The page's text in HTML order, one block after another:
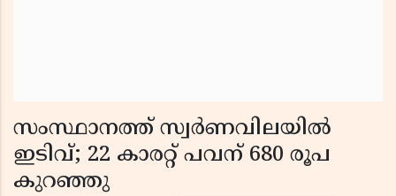
സംസ്ഥാനത്ത് സ്വർണവിലയിൽ
ഇടിവ്; 22 കാരറ്റ് പവന് 680 രൂപ
കുറഞ്ഞു